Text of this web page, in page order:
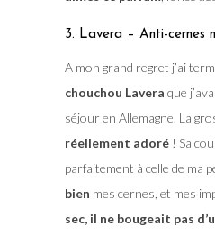
3. Lavera – Anti-cernes
A mon grand regret j’ai
chouchou Lavera que
séjour en Allemagne. La
réellement adoré! Sa
parfaitement à celle de ma
bien mes cernes, et mes
sec, il ne bougeait pas